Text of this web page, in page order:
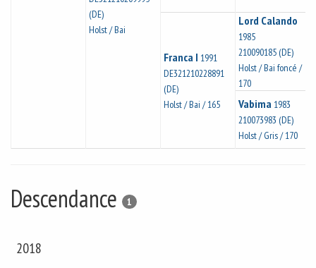
(DE)
Holst / Bai
Franca I 1991
DE321210228891
(DE)
Holst / Bai / 165
Lord Calando
1985
210090185 (DE)
Holst / Bai foncé /
170
Vabima 1983
210073983 (DE)
Holst / Gris / 170
Descendance 1
2018